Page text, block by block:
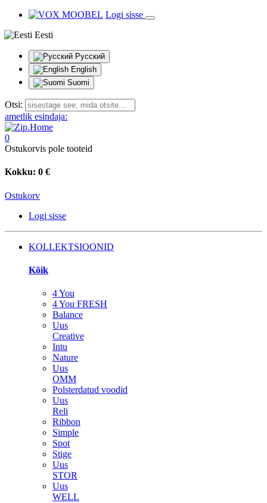
Logi sisse
Eesti
Русский
English
Suomi
Otsi:
ametlik esindaja:
0
Ostukorvis pole tooteid
Kokku: 0 €
Ostukorv
Logi sisse
KOLLEKTSIOONID
Kõik
4 You
4 You FRESH
Balance
Uus
Creative
Intu
Nature
Uus
OMM
Polsterdatud voodid
Uus
Reli
Ribbon
Simple
Spot
Stige
Uus
STOR
Uus
WELL